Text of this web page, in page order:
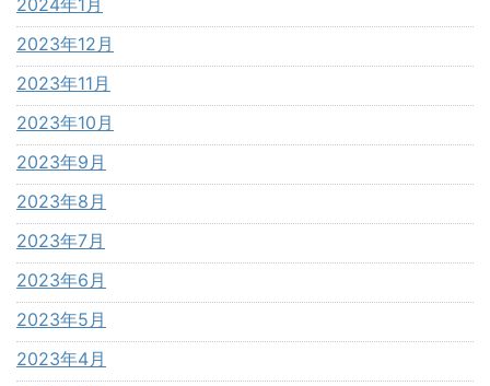
2024年1月
2023年12月
2023年11月
2023年10月
2023年9月
2023年8月
2023年7月
2023年6月
2023年5月
2023年4月